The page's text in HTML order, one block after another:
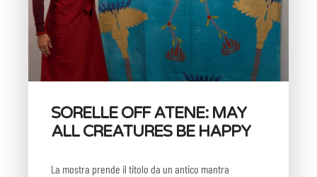
SORELLE OFF ATENE: MAY
ALL CREATURES BE HAPPY
La mostra prende il titolo da un antico mantra